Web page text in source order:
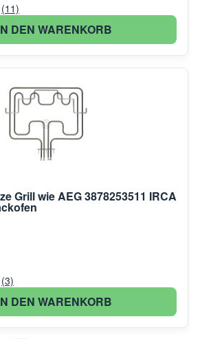
(11)
DEN WARENKORB
Grill wie AEG 3878253511 IRCA
(3)
DEN WARENKORB